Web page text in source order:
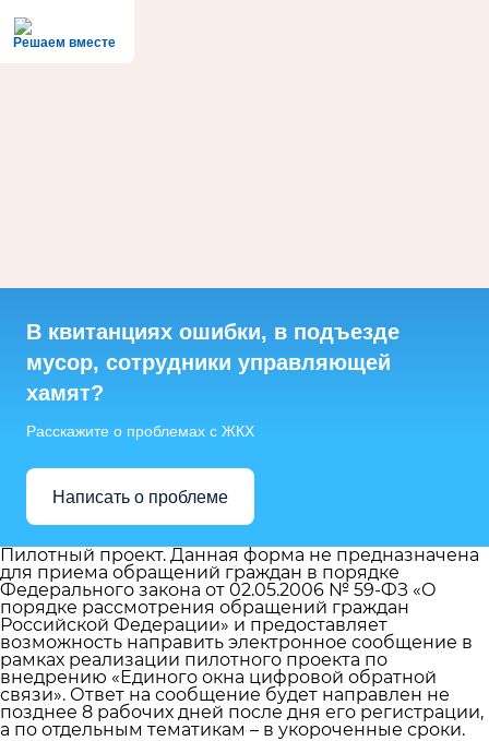
Решаем вместе
В квитанциях ошибки, в подъезде
мусор, сотрудники управляющей
хамят?
Расскажите о проблемах с ЖКХ
Написать о проблеме
Пилотный проект. Данная форма не предназначена
для приема обращений граждан в порядке
Федерального закона от 02.05.2006 № 59-ФЗ «О
порядке рассмотрения обращений граждан
Российской Федерации» и предоставляет
возможность направить электронное сообщение в
рамках реализации пилотного проекта по
внедрению «Единого окна цифровой обратной
связи». Ответ на сообщение будет направлен не
позднее 8 рабочих дней после дня его регистрации,
а по отдельным тематикам – в укороченные сроки.